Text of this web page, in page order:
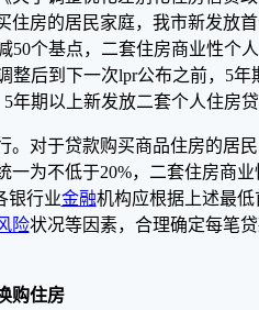
住房的居民家庭，我市新发放
50个基点，二套住房商业性个
整后到下一次lpr公布之前，5
年期以上新发放二套个人住房
。对于贷款购买商品住房的居
一为不低于20%，二套住房商
银行业金融机构应根据上述最
险状况等因素，合理确定每笔
购住房